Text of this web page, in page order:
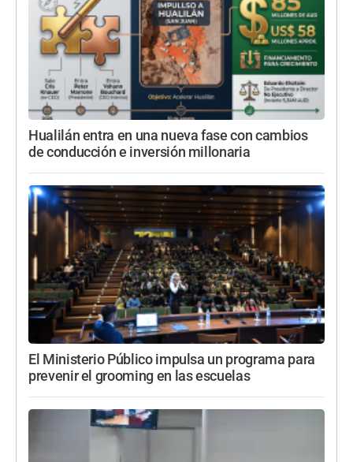
Hualilán entra en una nueva fase con cambios
de conducción e inversión millonaria
El Ministerio Público impulsa un programa para
prevenir el grooming en las escuelas